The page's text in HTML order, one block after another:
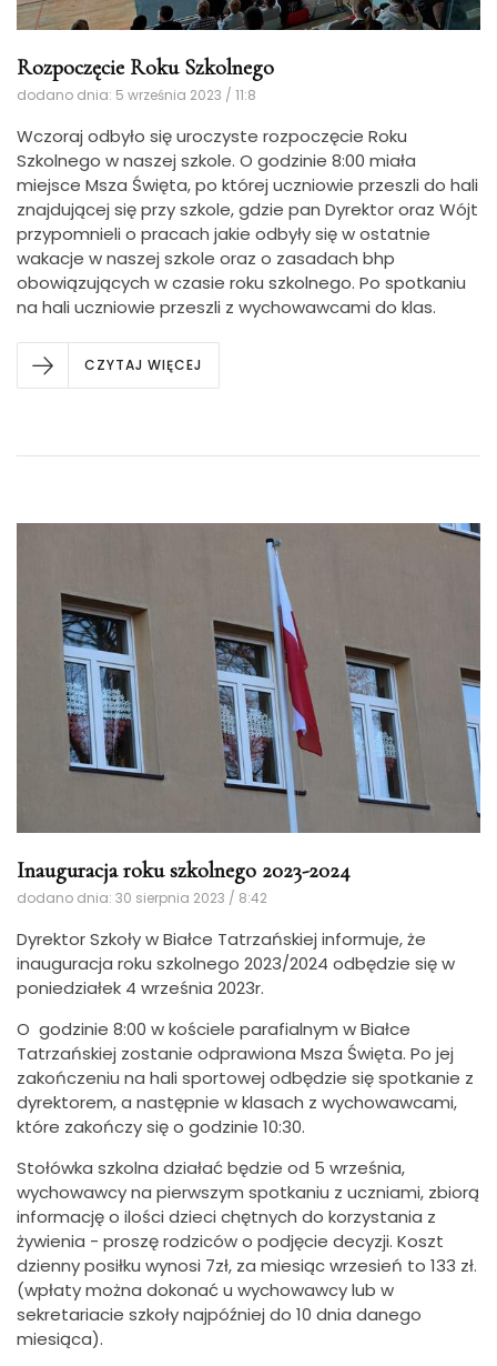
Rozpoczęcie Roku Szkolnego
dodano dnia: 5 września 2023 / 11:8
Wczoraj odbyło się uroczyste rozpoczęcie Roku
Szkolnego w naszej szkole. O godzinie 8:00 miała
miejsce Msza Święta, po której uczniowie przeszli do hali
znajdującej się przy szkole, gdzie pan Dyrektor oraz Wójt
przypomnieli o pracach jakie odbyły się w ostatnie
wakacje w naszej szkole oraz o zasadach bhp
obowiązujących w czasie roku szkolnego. Po spotkaniu
na hali uczniowie przeszli z wychowawcami do klas.
CZYTAJ WIĘCEJ
Inauguracja roku szkolnego 2023-2024
dodano dnia: 30 sierpnia 2023 / 8:42
Dyrektor Szkoły w Białce Tatrzańskiej informuje, że
inauguracja roku szkolnego 2023/2024 odbędzie się w
poniedziałek 4 września 2023r.
O godzinie 8:00 w kościele parafialnym w Białce
Tatrzańskiej zostanie odprawiona Msza Święta. Po jej
zakończeniu na hali sportowej odbędzie się spotkanie z
dyrektorem, a następnie w klasach z wychowawcami,
które zakończy się o godzinie 10:30.
Stołówka szkolna działać będzie od 5 września,
wychowawcy na pierwszym spotkaniu z uczniami, zbiorą
informację o ilości dzieci chętnych do korzystania z
żywienia - proszę rodziców o podjęcie decyzji. Koszt
dzienny posiłku wynosi 7zł, za miesiąc wrzesień to 133 zł.
(wpłaty można dokonać u wychowawcy lub w
sekretariacie szkoły najpóźniej do 10 dnia danego
miesiąca).